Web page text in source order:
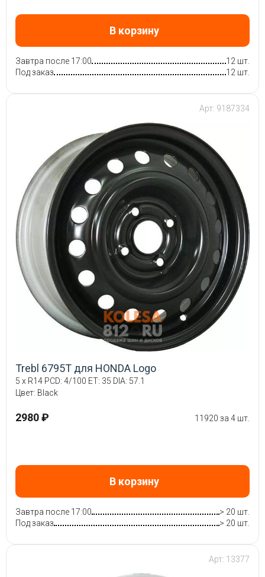
В корзину
Завтра после 17:00
12 шт.
Под заказ
12 шт.
Арт: 9187334
Trebl 6795T для HONDA Logo
5 x R14 PCD: 4/100 ET: 35 DIA: 57.1
Цвет: Black
2980 ₽ 11920 за 4 шт.
В корзину
Завтра после 17:00
> 20 шт.
Под заказ
> 20 шт.
Арт: 13377